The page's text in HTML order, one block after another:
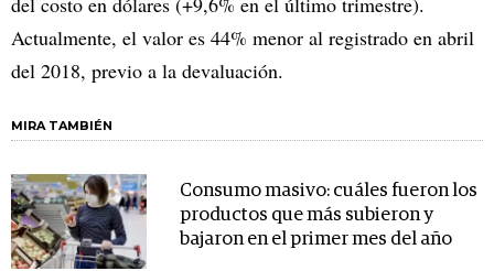
Actualmente, el valor es 44% menor al registrado en abril
del 2018, previo a la devaluación.
MIRA TAMBIÉN
Consumo masivo: cuáles fueron los
productos que más subieron y
bajaron en el primer mes del año